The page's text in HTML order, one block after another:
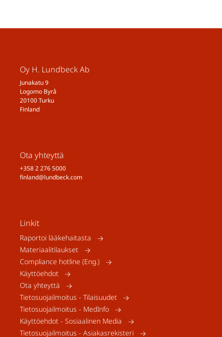
Oy H. Lundbeck Ab
Junakatu 9
Logomo Byrå
20100 Turku
Finland
Ota yhteyttä
+358 2 276 5000
finland@lundbeck.com
Linkit
Raportoi lääkehaitasta
Materiaalitilaukset
Compliance hotline (Eng.)
Käyttöehdot
Ota yhteyttä
Tietosuojailmoitus - Tilaisuudet
Tietosuojailmoitus - MedInfo
Käyttöehdot - Sosiaalinen Media
Tietosuojailmoitus - Asiakasrekisteri